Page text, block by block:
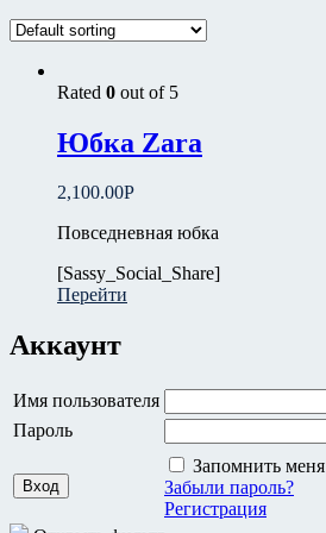
41(0)
42(0)
L(12)
S(12)
Сезон
весна(2)
зима(7)
лето(4)
(3)
Аксессуары(1)
Верхняя Одежда(3)
Головные уборы(2)
(1)
Rated 0 out of 5
Юбка Zara
2,100.00Р
Повседневная юбка
[Sassy_Social_Share]
Перейти
Аккаунт
Имя пользователя
Пароль
Запомнить меня
Забыли пароль?
Регистрация